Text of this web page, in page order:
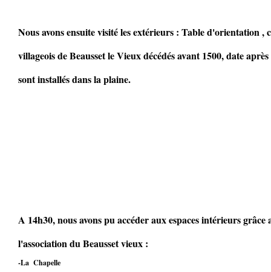
Nous avons ensuite visité les extérieurs : Table d'orientation ,
villageois de Beausset le Vieux décédés avant 1500, date
sont installés dans la plaine.
A 14h30, nous avons pu accéder aux espaces intérieurs grâce
l'association du Beausset vieux :
-La Chapelle